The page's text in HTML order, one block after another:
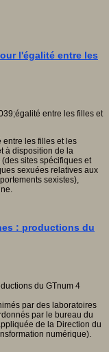
l'égalité entre les
entre les filles et les
à disposition de la
sites spécifiques et
sexuées relatives aux
sexistes),
: productions du
par des laboratoires
par le bureau du
de la Direction du
numérique).